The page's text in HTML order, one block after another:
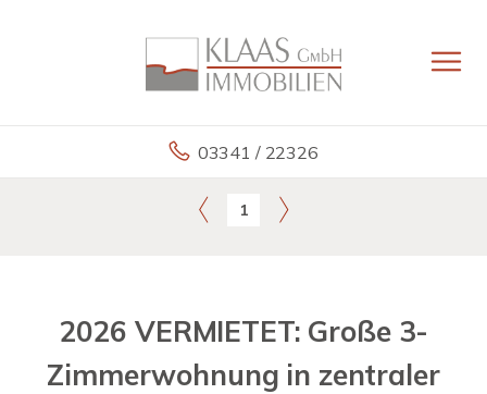
03341 / 22326
1
2026 VERMIETET: Große 3-
Zimmerwohnung in zentraler